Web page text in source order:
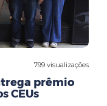
799 visualizações
prêmio
CEUs